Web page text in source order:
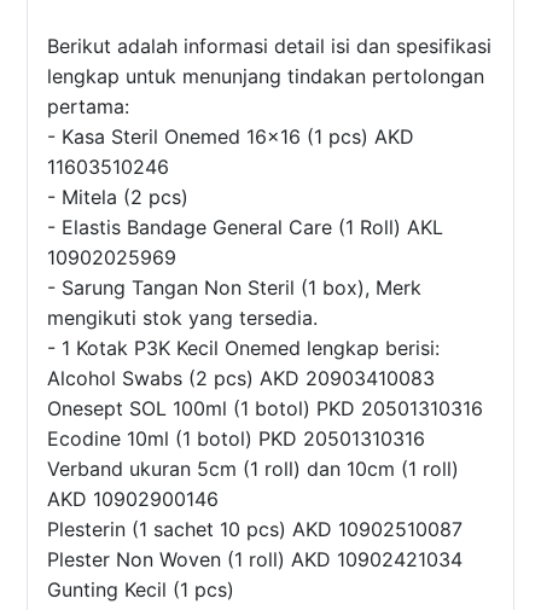
Berikut adalah informasi detail isi dan spesifikasi
lengkap untuk menunjang tindakan pertolongan
pertama:
- Kasa Steril Onemed 16x16 (1 pcs) AKD
11603510246
- Mitela (2 pcs)
- Elastis Bandage General Care (1 Roll) AKL
10902025969
- Sarung Tangan Non Steril (1 box), Merk
mengikuti stok yang tersedia.
- 1 Kotak P3K Kecil Onemed lengkap berisi:
Alcohol Swabs (2 pcs) AKD 20903410083
Onesept SOL 100ml (1 botol) PKD 20501310316
Ecodine 10ml (1 botol) PKD 20501310316
Verband ukuran 5cm (1 roll) dan 10cm (1 roll)
AKD 10902900146
Plesterin (1 sachet 10 pcs) AKD 10902510087
Plester Non Woven (1 roll) AKD 10902421034
Gunting Kecil (1 pcs)